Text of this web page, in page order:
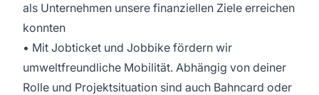
als Unternehmen unsere finanziellen Ziele erreichen
konnten
• Mit Jobticket und Jobbike fördern wir
umweltfreundliche Mobilität. Abhängig von deiner
Rolle und Projektsituation sind auch Bahncard oder